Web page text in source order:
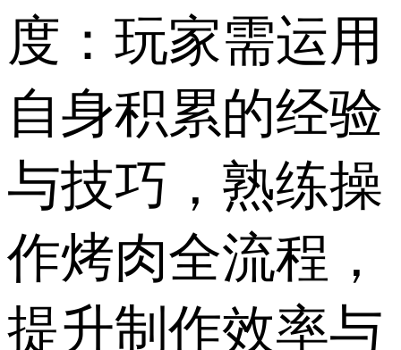
度：玩家需运用
自身积累的经验
与技巧，熟练操
作烤肉全流程，
提升制作效率与